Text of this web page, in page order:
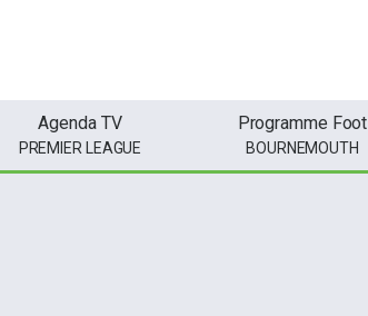
Agenda TV
PREMIER LEAGUE
Programme Foot
BOURNEMOUTH